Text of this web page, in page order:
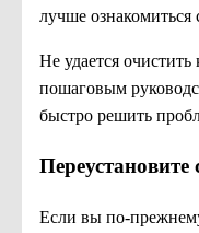
лучше ознакомиться
Не удается
пошаговым
быстро решить
Переустановите
Если вы по-